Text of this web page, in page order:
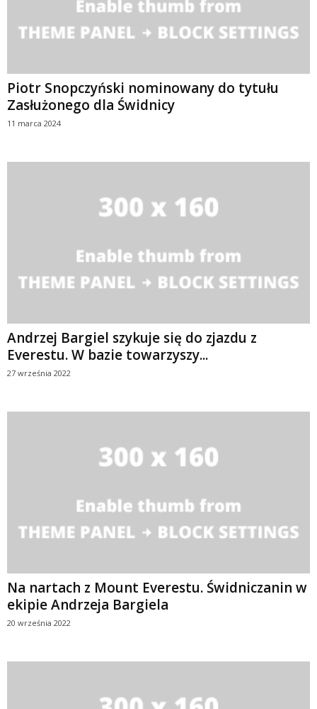
Piotr Snopczyński nominowany do tytułu
Zasłużonego dla Świdnicy
11 marca 2024
Andrzej Bargiel szykuje się do zjazdu z
Everestu. W bazie towarzyszy...
27 września 2022
Na nartach z Mount Everestu. Świdniczanin w
ekipie Andrzeja Bargiela
20 września 2022